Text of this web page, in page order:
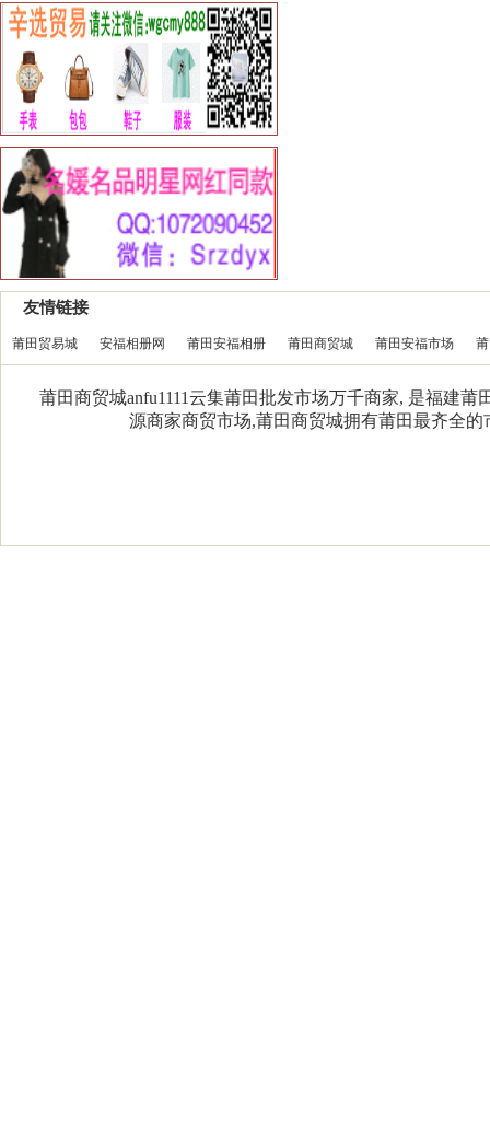
友情链接
莆田贸易城 安福相册网 莆田安福相册 莆田商贸城 莆田安福市场
莆田商贸城anfu1111云集莆田批发市场万千商家, 是福建
源商家商贸市场,莆田商贸城拥有莆田最齐全